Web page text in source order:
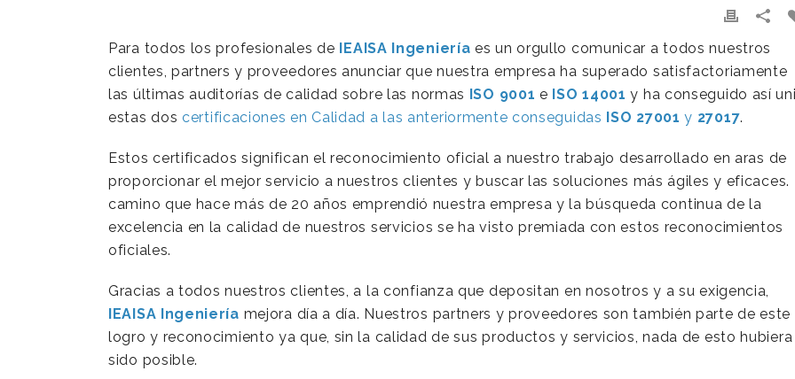
Para todos los profesionales de IEAISA Ingeniería es un orgullo comunicar a todos nuestros
clientes, partners y proveedores anunciar que nuestra empresa ha superado satisfactoriamente
las últimas auditorías de calidad sobre las normas ISO 9001 e ISO 14001 y ha conseguido así
estas dos certificaciones en Calidad a las anteriormente conseguidas ISO 27001 y 27017.
Estos certificados significan el reconocimiento oficial a nuestro trabajo desarrollado en aras de
proporcionar el mejor servicio a nuestros clientes y buscar las soluciones más ágiles y eficaces.
camino que hace más de 20 años emprendió nuestra empresa y la búsqueda continua de la
excelencia en la calidad de nuestros servicios se ha visto premiada con estos reconocimientos
oficiales.
Gracias a todos nuestros clientes, a la confianza que depositan en nosotros y a su exigencia,
IEAISA Ingeniería mejora día a día. Nuestros partners y proveedores son también parte de este
logro y reconocimiento ya que, sin la calidad de sus productos y servicios, nada de esto hubiera
sido posible.